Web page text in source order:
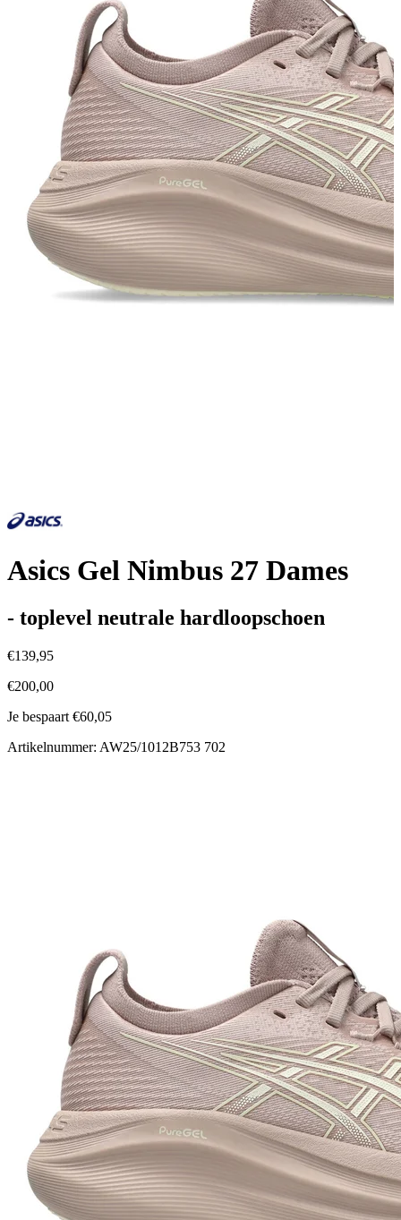
Asics Gel Nimbus 27 Dames
- toplevel neutrale hardloopschoen
€139,95
€200,00
Je bespaart €60,05
Artikelnummer: AW25/1012B753 702